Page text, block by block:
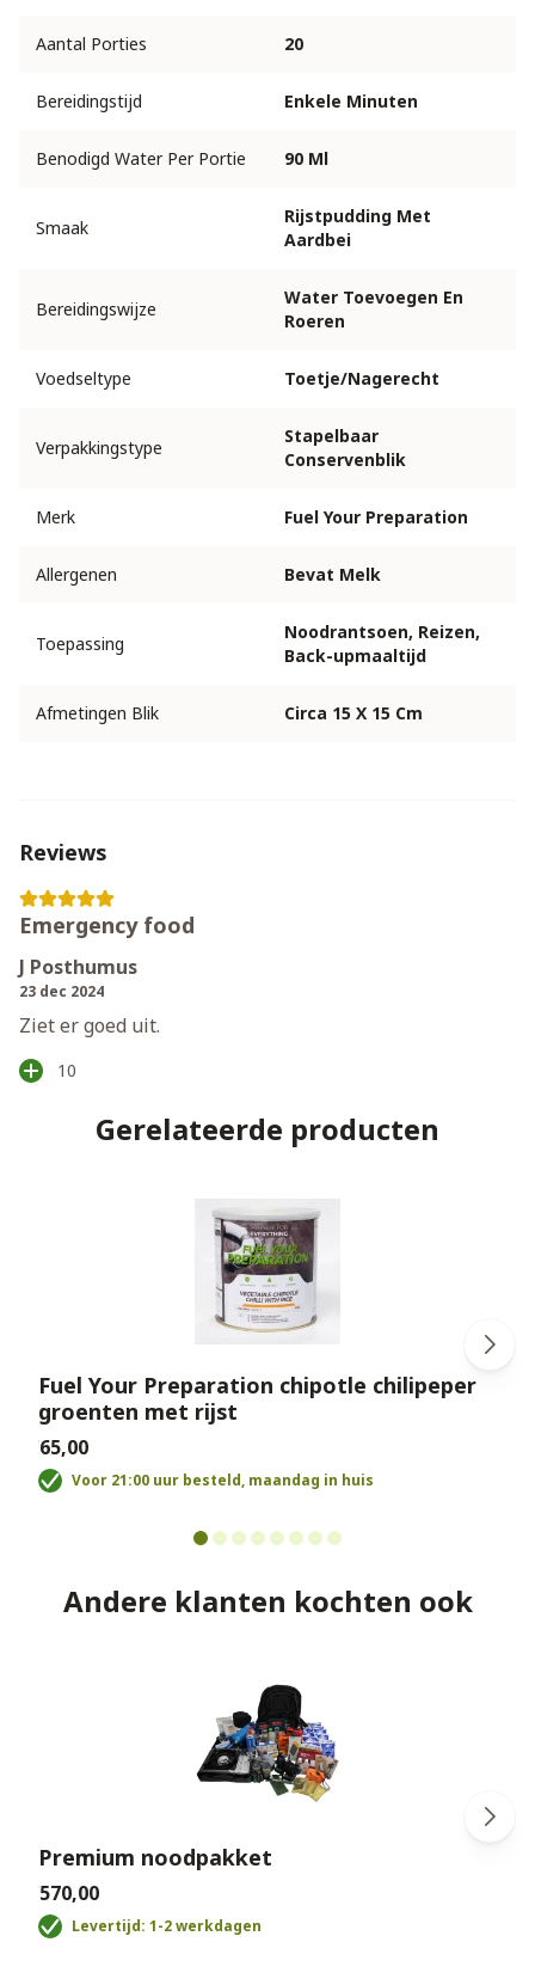
Aantal Porties 20
Bereidingstijd Enkele Minuten
Benodigd Water Per Portie 90 Ml
Smaak
Rijstpudding Met
Aardbei
Bereidingswijze
Water Toevoegen En
Roeren
Voedseltype Toetje/Nagerecht
Verpakkingstype
Stapelbaar
Conservenblik
Merk Fuel Your Preparation
Allergenen Bevat Melk
Toepassing
Noodrantsoen, Reizen,
Back-upmaaltijd
Afmetingen Blik Circa 15 X 15 Cm
Reviews
Emergency food
J Posthumus
23 dec 2024
Ziet er goed uit.
10
Gerelateerde producten
Fuel Your Preparation chipotle chilipeper
groenten met rijst
€65,00
Voor 21:00 uur besteld, maandag in huis
Andere klanten kochten ook
Premium noodpakket
€570,00
Levertijd: 1-2 werkdagen